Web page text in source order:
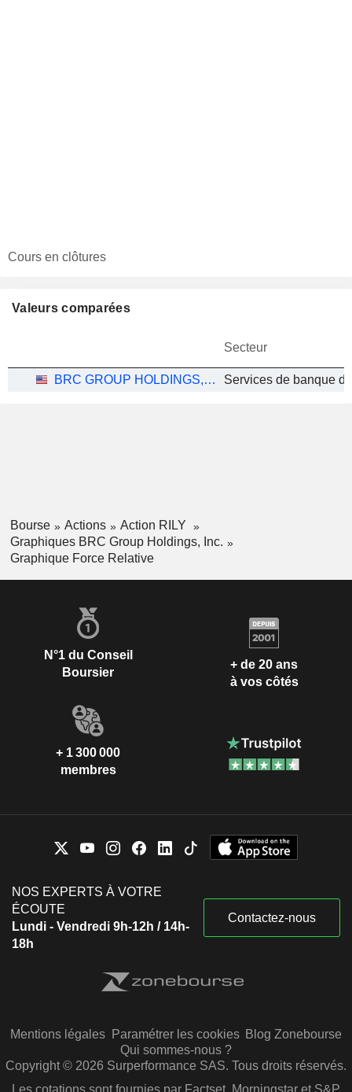
Cours en clôtures
Valeurs comparées
Secteur
BRC GROUP HOLDINGS, INC.
Bourse Actions
Action RILY
Graphiques BRC Group Holdings, Inc.
Graphique Force Relative
N°1 du Conseil
Boursier
+ de 20 ans
à vos côtés
+ 1 300 000
membres
NOS EXPERTS À VOTRE
ÉCOUTE
Lundi - Vendredi 9h-12h / 14h-
18h
Contactez-nous
Mentions légales Paramétrer les cookies Blog Zonebourse
Qui sommes-nous ?
Copyright © 2026 Surperformance SAS. Tous droits réservés.
Les cotations sont fournies par Factset, Morningstar et S&P